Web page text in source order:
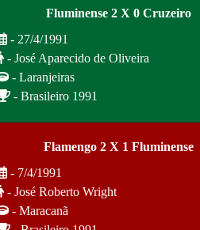
Fluminense 2 X 0 Cruzeiro
- 27/4/1991
- José Aparecido de Oliveira
- Laranjeiras
- Brasileiro 1991
Flamengo 2 X 1 Fluminense
- 7/4/1991
- José Roberto Wright
- Maracanã